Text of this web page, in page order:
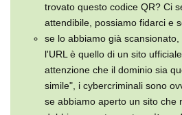
trovato questo codice QR? Ci
attendibile, possiamo fidarci e
se lo abbiamo già
l'URL è quello di un sito
attenzione che il dominio sia
simile", i cybercriminali sono
se abbiamo aperto un sito che